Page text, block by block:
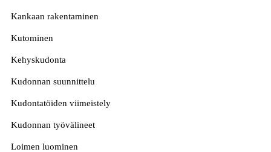
Kankaan rakentaminen
Kutominen
Kehyskudonta
Kudonnan suunnittelu
Kudontatöiden viimeistely
Kudonnan työvälineet
Loimen luominen